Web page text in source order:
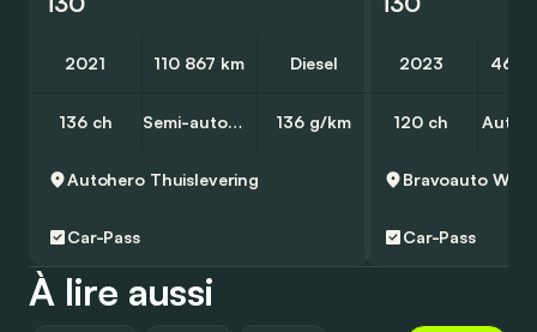
2021 110 867 km Diesel
136 ch Semi-automatique 136 g/km
Autohero Thuislevering
Car-Pass
2023 46
120 ch
Bravoauto Woluwe
Car-Pass
À lire aussi